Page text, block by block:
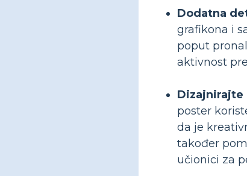
Dodatna
grafikona i
poput
aktivnost
poster
da je
također
učionici za